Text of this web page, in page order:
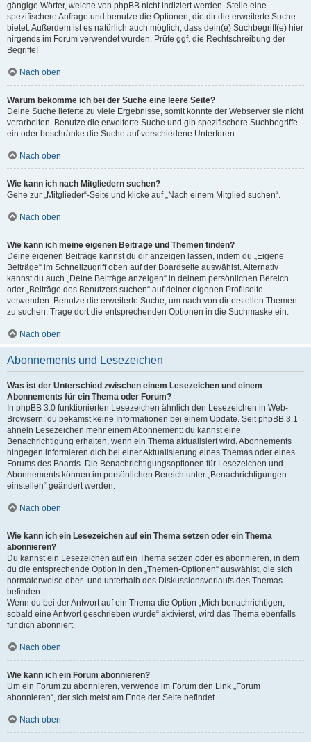
gängige Wörter, welche von phpBB nicht indiziert werden. Stelle eine
spezifischere Anfrage und benutze die Optionen, die dir die erweiterte Suche
bietet. Außerdem ist es natürlich auch möglich, dass dein(e) Suchbegriff(e) hier
nirgends im Forum verwendet wurden. Prüfe ggf. die Rechtschreibung der
Begriffe!
Nach oben
Warum bekomme ich bei der Suche eine leere Seite?
Deine Suche lieferte zu viele Ergebnisse, somit konnte der Webserver sie nicht
verarbeiten. Benutze die erweiterte Suche und gib spezifischere Suchbegriffe
ein oder beschränke die Suche auf verschiedene Unterforen.
Nach oben
Wie kann ich nach Mitgliedern suchen?
Gehe zur „Mitglieder“-Seite und klicke auf „Nach einem Mitglied suchen“.
Nach oben
Wie kann ich meine eigenen Beiträge und Themen finden?
Deine eigenen Beiträge kannst du dir anzeigen lassen, indem du „Eigene
Beiträge“ im Schnellzugriff oben auf der Boardseite auswählst. Alternativ
kannst du auch „Deine Beiträge anzeigen“ in deinem persönlichen Bereich
oder „Beiträge des Benutzers suchen“ auf deiner eigenen Profilseite
verwenden. Benutze die erweiterte Suche, um nach von dir erstellen Themen
zu suchen. Trage dort die entsprechenden Optionen in die Suchmaske ein.
Nach oben
Abonnements und Lesezeichen
Was ist der Unterschied zwischen einem Lesezeichen und einem
Abonnements für ein Thema oder Forum?
In phpBB 3.0 funktionierten Lesezeichen ähnlich den Lesezeichen in Web-
Browsern: du bekamst keine Informationen bei einem Update. Seit phpBB 3.1
ähneln Lesezeichen mehr einem Abonnement: du kannst eine
Benachrichtigung erhalten, wenn ein Thema aktualisiert wird. Abonnements
hingegen informieren dich bei einer Aktualisierung eines Themas oder eines
Forums des Boards. Die Benachrichtigungsoptionen für Lesezeichen und
Abonnements können im persönlichen Bereich unter „Benachrichtigungen
einstellen“ geändert werden.
Nach oben
Wie kann ich ein Lesezeichen auf ein Thema setzen oder ein Thema
abonnieren?
Du kannst ein Lesezeichen auf ein Thema setzen oder es abonnieren, in dem
du die entsprechende Option in den „Themen-Optionen“ auswählst, die sich
normalerweise ober- und unterhalb des Diskussionsverlaufs des Themas
befinden.
Wenn du bei der Antwort auf ein Thema die Option „Mich benachrichtigen,
sobald eine Antwort geschrieben wurde“ aktivierst, wird das Thema ebenfalls
für dich abonniert.
Nach oben
Wie kann ich ein Forum abonnieren?
Um ein Forum zu abonnieren, verwende im Forum den Link „Forum
abonnieren“, der sich meist am Ende der Seite befindet.
Nach oben